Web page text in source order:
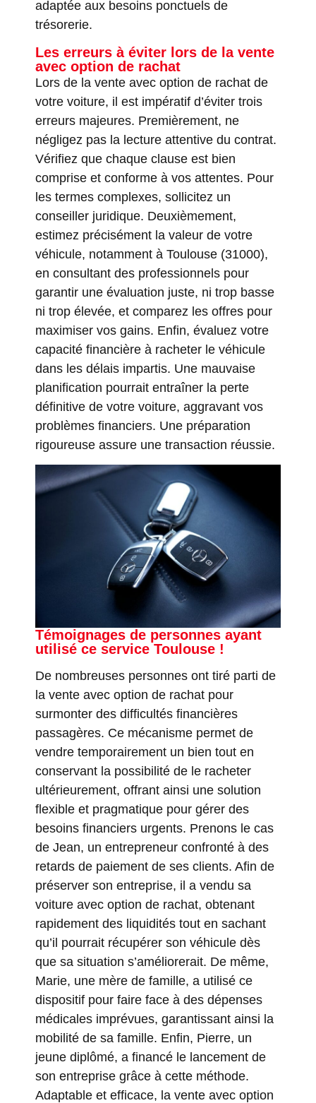
adaptée aux besoins ponctuels de
trésorerie.
Les erreurs à éviter lors de la vente
avec option de rachat
Lors de la vente avec option de rachat de
votre voiture, il est impératif d’éviter trois
erreurs majeures. Premièrement, ne
négligez pas la lecture attentive du contrat.
Vérifiez que chaque clause est bien
comprise et conforme à vos attentes. Pour
les termes complexes, sollicitez un
conseiller juridique. Deuxièmement,
estimez précisément la valeur de votre
véhicule, notamment à Toulouse (31000),
en consultant des professionnels pour
garantir une évaluation juste, ni trop basse
ni trop élevée, et comparez les offres pour
maximiser vos gains. Enfin, évaluez votre
capacité financière à racheter le véhicule
dans les délais impartis. Une mauvaise
planification pourrait entraîner la perte
définitive de votre voiture, aggravant vos
problèmes financiers. Une préparation
rigoureuse assure une transaction réussie.
Témoignages de personnes ayant
utilisé ce service Toulouse !
De nombreuses personnes ont tiré parti de
la vente avec option de rachat pour
surmonter des difficultés financières
passagères. Ce mécanisme permet de
vendre temporairement un bien tout en
conservant la possibilité de le racheter
ultérieurement, offrant ainsi une solution
flexible et pragmatique pour gérer des
besoins financiers urgents. Prenons le cas
de Jean, un entrepreneur confronté à des
retards de paiement de ses clients. Afin de
préserver son entreprise, il a vendu sa
voiture avec option de rachat, obtenant
rapidement des liquidités tout en sachant
qu’il pourrait récupérer son véhicule dès
que sa situation s’améliorerait. De même,
Marie, une mère de famille, a utilisé ce
dispositif pour faire face à des dépenses
médicales imprévues, garantissant ainsi la
mobilité de sa famille. Enfin, Pierre, un
jeune diplômé, a financé le lancement de
son entreprise grâce à cette méthode.
Adaptable et efficace, la vente avec option